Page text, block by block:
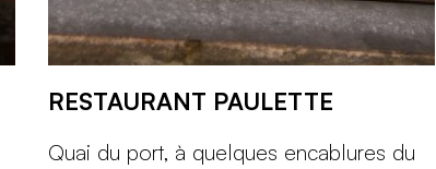
RESTAURANT PAULETTE
Quai du port, à quelques encablures du